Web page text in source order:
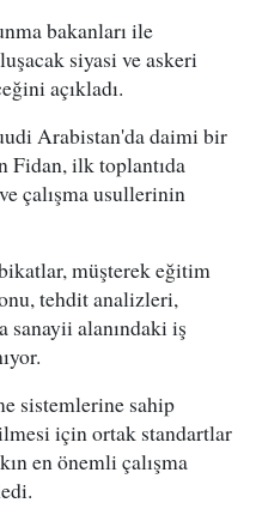
bakanları ile
siyasi ve askeri
açıkladı.
Arabistan'da daimi bir
Fidan, ilk toplantıda
çalışma usullerinin
müşterek eğitim
tehdit analizleri,
sanayii alanındaki iş
sistemlerine sahip
için ortak standartlar
en önemli çalışma